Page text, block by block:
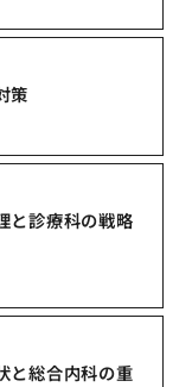
策
と診療科の戦略
と総合内科の重